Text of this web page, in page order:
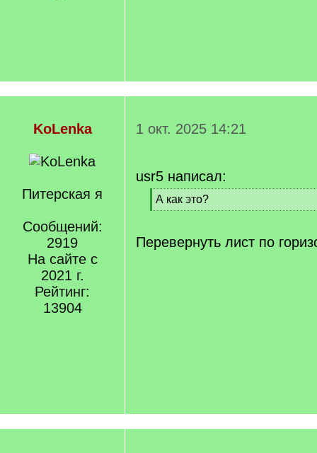
KoLenka
Питерская я
Сообщений:
2919
На сайте с
2021 г.
Рейтинг:
13904
1 окт. 2025 14:21
usr5 написал:
[
q
А как это?
[
q
]
Перевернуть лист по